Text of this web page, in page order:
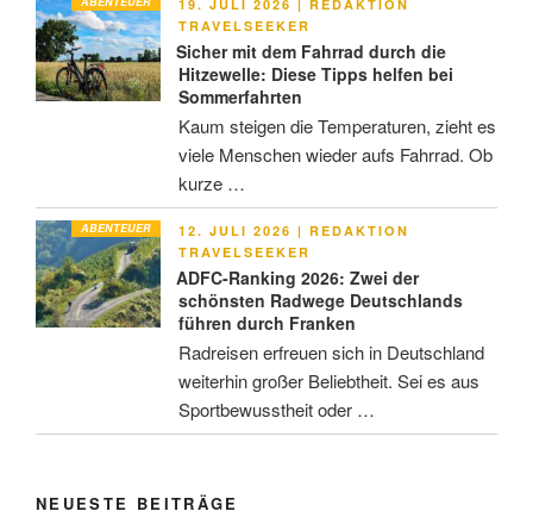
AM
19. JULI 2026 | REDAKTION
TRAVELSEEKER
Sicher mit dem Fahrrad durch die
Hitzewelle: Diese Tipps helfen bei
Sommerfahrten
Kaum steigen die Temperaturen, zieht es
viele Menschen wieder aufs Fahrrad. Ob
kurze …
ABENTEUER
VERÖFFENTLICHT
AM
12. JULI 2026 | REDAKTION
TRAVELSEEKER
ADFC-Ranking 2026: Zwei der
schönsten Radwege Deutschlands
führen durch Franken
Radreisen erfreuen sich in Deutschland
weiterhin großer Beliebtheit. Sei es aus
Sportbewusstheit oder …
NEUESTE BEITRÄGE